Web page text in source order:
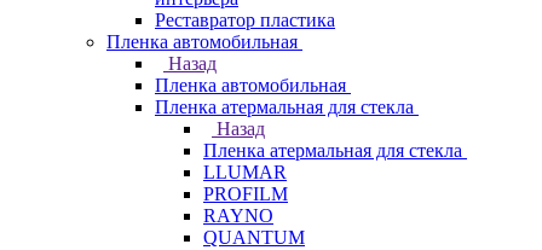
Реставратор пластика
Пленка автомобильная
Назад
Пленка автомобильная
Пленка атермальная для стекла
Назад
Пленка атермальная для стекла
LLUMAR
PROFILM
RAYNO
QUANTUM